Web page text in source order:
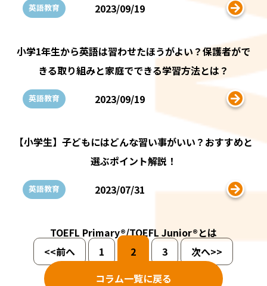
英語教育 2023/09/19
小学1年生から英語は習わせたほうがよい？保護者がで
きる取り組みと家庭でできる学習方法とは？
英語教育 2023/09/19
【小学生】子どもにはどんな習い事がいい？おすすめと
選ぶポイント解説！
英語教育 2023/07/31
TOEFL Primary®/TOEFL Junior®とは
<<前へ
1 2 3
次へ>>
コラム一覧に戻る